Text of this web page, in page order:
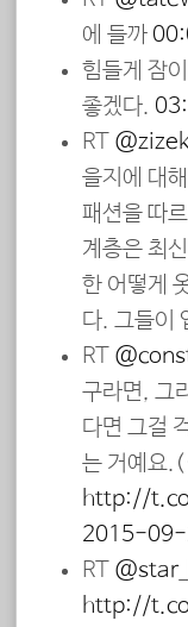
에 들까
힘들게 잠
좋겠다.
RT
을지에 대
패션을 따
계층은 최
한 어떻게
다. 그들이
RT
구라면, 그
다면 그걸
는 거예요
http://
2015-
RT
http://